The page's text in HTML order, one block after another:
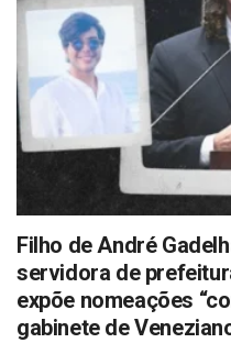
Filho de André
servidora de
expõe nomeações
gabinete de